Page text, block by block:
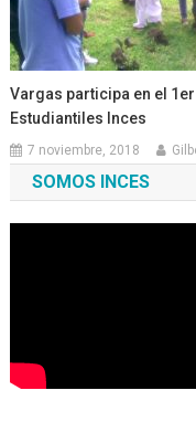
Vargas participa en el
Estudiantiles Inces
7 noviembre, 2018
SOMOS INCES